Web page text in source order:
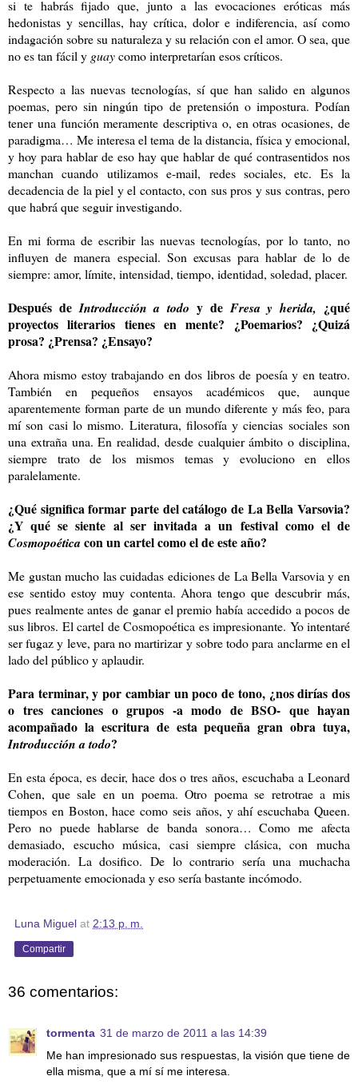
si te habrás fijado que, junto a las evocaciones eróticas más
hedonistas y sencillas, hay crítica, dolor e indiferencia, así como
indagación sobre su naturaleza y su relación con el amor. O sea, que
no es tan fácil y guaycomo interpretarían esos críticos.
Respecto a las nuevas tecnologías, sí que han salido en algunos
poemas, pero sin ningún tipo de pretensión o impostura. Podían
tener una función meramente descriptiva o, en otras ocasiones, de
paradigma… Me interesa el tema de la distancia, física y emocional,
y hoy para hablar de eso hay que hablar de qué contrasentidos nos
manchan cuando utilizamos e-mail, redes sociales, etc. Es la
decadencia de la piel y el contacto, con sus pros y sus contras, pero
que habrá que seguir investigando.
En mi forma de escribir las nuevas tecnologías, por lo tanto, no
influyen de manera especial. Son excusas para hablar de lo de
siempre: amor, límite, intensidad, tiempo, identidad, soledad, placer.
Después deIntroducción a todo y deFresa y herida, ¿qué
proyectos literarios tienes en mente? ¿Poemarios? ¿Quizá
prosa? ¿Prensa? ¿Ensayo?
Ahora mismo estoy trabajando en dos libros de poesía y en teatro.
También en pequeños ensayos académicos que, aunque
aparentemente forman parte de un mundo diferente y más feo, para
mí son casi lo mismo. Literatura, filosofía y ciencias sociales son
una extraña una. En realidad, desde cualquier ámbito o disciplina,
siempre trato de los mismos temas y evoluciono en ellos
paralelamente.
¿Qué significa formar parte del catálogo de La Bella Varsovia?
¿Y qué se siente al ser invitada a un festival como el de
Cosmopoética con un cartel como el de este año?
Me gustan mucho las cuidadas ediciones de La Bella Varsovia y en
ese sentido estoy muy contenta. Ahora tengo que descubrir más,
pues realmente antes de ganar el premio había accedido a pocos de
sus libros. El cartel de Cosmopoética es impresionante. Yo intentaré
ser fugaz y leve, para no martirizar y sobre todo para anclarme en el
lado del público y aplaudir.
Para terminar, y por cambiar un poco de tono, ¿nos dirías dos
o tres canciones o grupos -a modo de BSO- que hayan
acompañado la escritura de esta pequeña gran obra tuya,
Introducción a todo?
En esta época, es decir, hace dos o tres años, escuchaba a Leonard
Cohen, que sale en un poema. Otro poema se retrotrae a mis
tiempos en Boston, hace como seis años, y ahí escuchaba Queen.
Pero no puede hablarse de banda sonora… Como me afecta
demasiado, escucho música, casi siempre clásica, con mucha
moderación. La dosifico. De lo contrario sería una muchacha
perpetuamente emocionada y eso sería bastante incómodo.
Luna Miguel at 2:13 p. m.
Compartir
36 comentarios:
tormenta 31 de marzo de 2011 a las 14:39
Me han impresionado sus respuestas, la visión que tiene de
ella misma, que a mí sí me interesa.